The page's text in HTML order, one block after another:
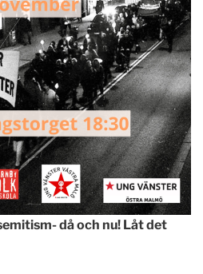
då och nu! Låt det